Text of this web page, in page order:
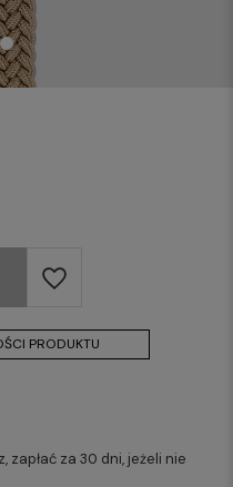
PRODUKTU
zapłać za 30 dni, jeżeli nie